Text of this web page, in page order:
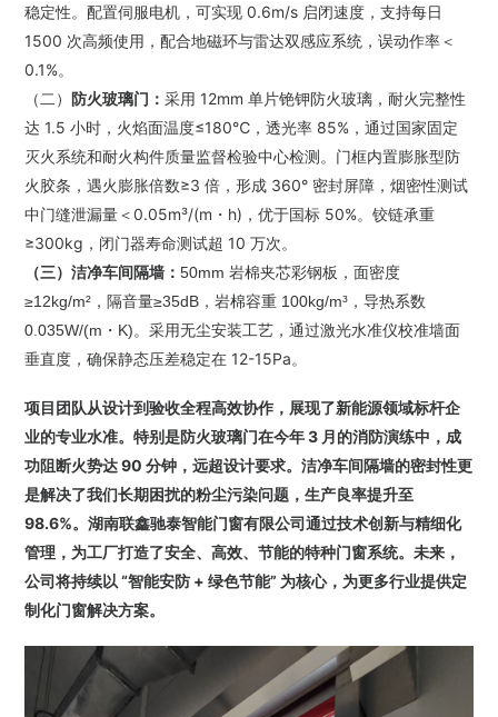
稳定性。配置伺服电机，可实现 0.6m/s 启闭速度，支持每日
1500 次高频使用，配合地磁环与雷达双感应系统，误动作率＜
0.1%。
（二） 防火玻璃门：采用 12mm 单片铯钾防火玻璃，耐火完整性
达 1.5 小时，火焰面温度≤180℃，透光率 85%，通过国家固定
灭火系统和耐火构件质量监督检验中心检测。门框内置膨胀型防
火胶条，遇火膨胀倍数≥3 倍，形成 360° 密封屏障，烟密性测试
中门缝泄漏量＜0.05m³/(m・h)，优于国标 50%。铰链承重
≥300kg，闭门器寿命测试超 10 万次。
（三）洁净车间隔墙 ：50mm 岩棉夹芯彩钢板，面密度
≥12kg/m²，隔音量≥35dB，岩棉容重 100kg/m³，导热系数
0.035W/(m・K)。采用无尘安装工艺，通过激光水准仪校准墙面
垂直度，确保静态压差稳定在 12-15Pa。
项目团队从设计到验收全程高效协作，展现了新能源领域标杆企
业的专业水准。特别是防火玻璃门在今年 3 月的消防演练中，成
功阻断火势达 90 分钟，远超设计要求。洁净车间隔墙的密封性更
是解决了我们长期困扰的粉尘污染问题，生产良率提升至
98.6%。湖南联鑫驰泰智能门窗有限公司通过技术创新与精细化
管理，为工厂打造了安全、高效、节能的特种门窗系统。未来，
公司将持续以 “智能安防 + 绿色节能” 为核心，为更多行业提供定
制化门窗解决方案。